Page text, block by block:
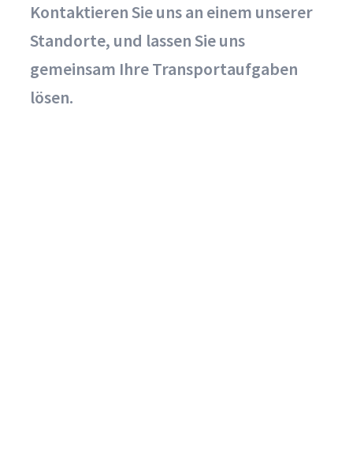
Kontaktieren Sie uns an einem unserer
Standorte, und lassen Sie uns
gemeinsam Ihre Transportaufgaben
lösen.